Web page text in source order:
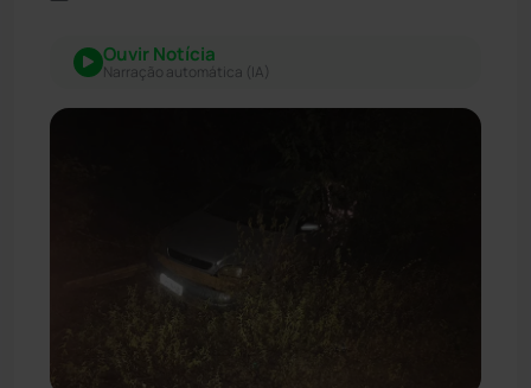
Ouvir Notícia
Narração automática (IA)